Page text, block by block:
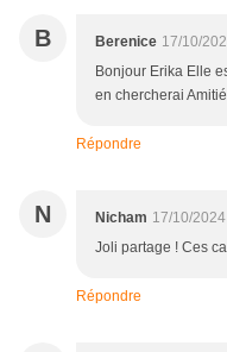
B Berenice 17/10/
Bonjour Erika Elle
en chercherai
Répondre
N Nicham 17/10/
Joli partage ! Ces
Répondre